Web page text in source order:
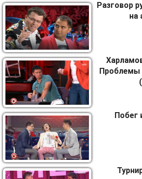
Разговор
на
Проблемы
Побег